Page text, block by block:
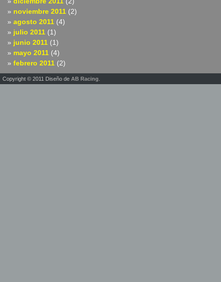
noviembre 2011 (2)
agosto 2011 (4)
julio 2011 (1)
junio 2011 (1)
mayo 2011 (4)
febrero 2011 (2)
Copyright © 2011 Diseño de AB Racing